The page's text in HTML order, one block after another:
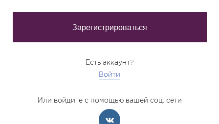
Есть аккаунт?
Войти
Или войдите с помощью вашей соц. сети